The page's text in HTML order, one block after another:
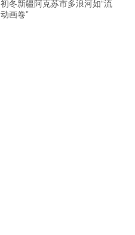
初冬新疆阿克苏市多浪河如“流
动画卷”